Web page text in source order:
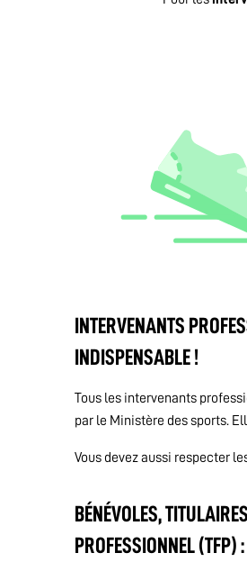
INTERVENANTS
INDISPENSABLE !
Tous les intervenants
par le Ministère des sports.
Vous devez aussi respecter
BÉNÉVOLES,
PROFESSIONNEL (TFP)